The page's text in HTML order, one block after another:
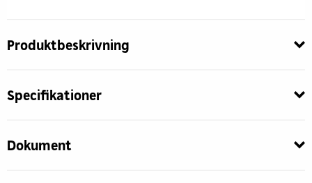
Produktbeskrivning
Specifikationer
Dokument